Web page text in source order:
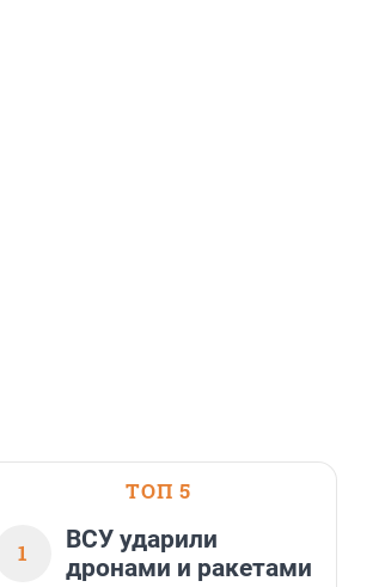
ТОП 5
1
ВСУ ударили
дронами и ракетами